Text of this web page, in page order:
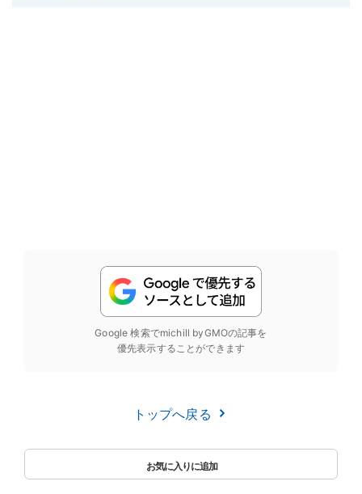
Google 検索でmichill byGMOの記事を
優先表示することができます
トップへ戻る